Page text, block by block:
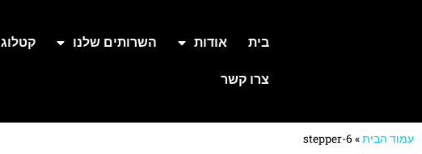
בית אודות השרותים שלנו קטלוג
צרו קשר
עמוד הבית»
stepper-6